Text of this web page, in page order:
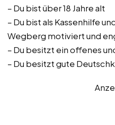
– Du bist über 18 Jahre alt
– Du bist als Kassenhilfe
Wegberg motiviert und
– Du besitzt ein offenes
– Du besitzt gute